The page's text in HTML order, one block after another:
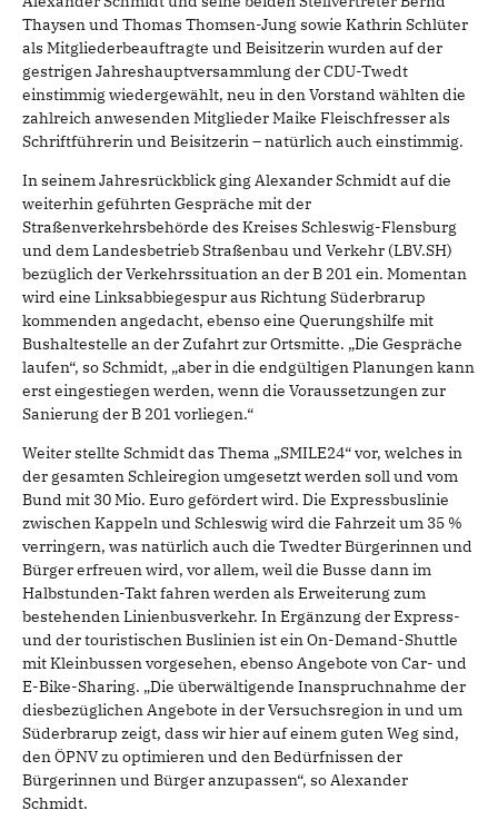
Thaysen und Thomas Thomsen-Jung sowie Kathrin Schlüter
als Mitgliederbeauftragte und Beisitzerin wurden auf der
gestrigen Jahreshauptversammlung der CDU-Twedt
einstimmig wiedergewählt, neu in den Vorstand wählten die
zahlreich anwesenden Mitglieder Maike Fleischfresser als
Schriftführerin und Beisitzerin – natürlich auch einstimmig.
In seinem Jahresrückblick ging Alexander Schmidt auf die
weiterhin geführten Gespräche mit der
Straßenverkehrsbehörde des Kreises Schleswig-Flensburg
und dem Landesbetrieb Straßenbau und Verkehr (LBV.SH)
bezüglich der Verkehrssituation an der B 201 ein. Momentan
wird eine Linksabbiegespur aus Richtung Süderbrarup
kommenden angedacht, ebenso eine Querungshilfe mit
Bushaltestelle an der Zufahrt zur Ortsmitte. „Die Gespräche
laufen“, so Schmidt, „aber in die endgültigen Planungen kann
erst eingestiegen werden, wenn die Voraussetzungen zur
Sanierung der B 201 vorliegen.“
Weiter stellte Schmidt das Thema „SMILE24“ vor, welches in
der gesamten Schleiregion umgesetzt werden soll und vom
Bund mit 30 Mio. Euro gefördert wird. Die Expressbuslinie
zwischen Kappeln und Schleswig wird die Fahrzeit um 35 %
verringern, was natürlich auch die Twedter Bürgerinnen und
Bürger erfreuen wird, vor allem, weil die Busse dann im
Halbstunden-Takt fahren werden als Erweiterung zum
bestehenden Linienbusverkehr. In Ergänzung der Express-
und der touristischen Buslinien ist ein On-Demand-Shuttle
mit Kleinbussen vorgesehen, ebenso Angebote von Car- und
E-Bike-Sharing. „Die überwältigende Inanspruchnahme der
diesbezüglichen Angebote in der Versuchsregion in und um
Süderbrarup zeigt, dass wir hier auf einem guten Weg sind,
den ÖPNV zu optimieren und den Bedürfnissen der
Bürgerinnen und Bürger anzupassen“, so Alexander
Schmidt.